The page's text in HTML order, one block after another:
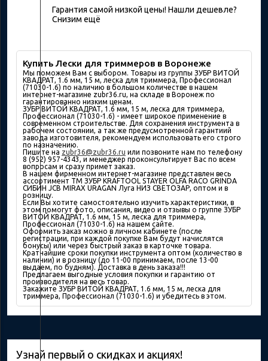
Гарантия самой низкой цены! Нашли дешевле?
Снизим ещё
Купить Лески для триммеров в Воронеже
Мы поможем Вам с выбором. Товары из группы ЗУБР ВИТОЙ
КВАДРАТ, 1.6 мм, 15 м, леска для триммера, Профессионал
(71030-1.6) по наличию в большом количествe в нашем
интернет-магазине zubr36.ru, на складе в Воронеж по
гарантированно низким ценам.
ЗУБР ВИТОЙ КВАДРАТ, 1.6 мм, 15 м, леска для триммера,
Профессионал (71030-1.6) - имеет широкое применение в
современном строительстве. Для сохранения инструмента в
рабочем состоянии, а так же предусмотренной гарантиий
завода изготовителя, рекомендуем использовать его строго
по назначению.
Пишите на zubr36@zubr36.ru или позвоните нам по телефону
8 (952) 957-4343, и менеджер проконсультирует Вас по всем
вопросам и сразу примет заказ.
В нашем фирменном интернет-магазине представлен весь
ассортимент ТМ ЗУБР KRAFTOOL STAYER OLFA RACO GRINDA
СИБИН JCB MIRAX URAGAN Луга НИЗ СВЕТОЗАР, оптом и в
розницу.
Если Вы хотите самостоятельно изучить характеристики, в
этом помогут фото, описания, видео и отзывы о группе ЗУБР
ВИТОЙ КВАДРАТ, 1.6 мм, 15 м, леска для триммера,
Профессионал (71030-1.6) на нашем сайте.
Оформить заказ можно в личном кабинете (после
регистрации, при каждой покупке Вам будут начислятся
бонусы) или через быстрый заказ в карточке товара.
Кратчайшие сроки покупки инструмента оптом (количество в
наличии) и в розницу (до 11-00 принимаем, после 13-00
выдаем, по будням). Доставка в день заказа!!!
Предлагаем выгодные условия покупки и гарантию от
производителя на весь товар.
Закажите ЗУБР ВИТОЙ КВАДРАТ, 1.6 мм, 15 м, леска для
триммера, Профессионал (71030-1.6) и убедитесь в этом.
Узнай первый о скидках и акциях!